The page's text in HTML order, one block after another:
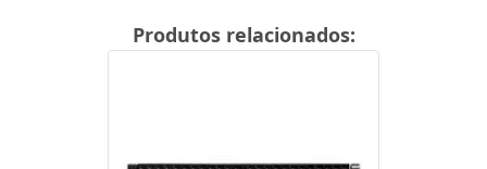
Produtos relacionados: